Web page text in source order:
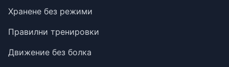
Хранене без режими
Правилни тренировки
Движение без болка